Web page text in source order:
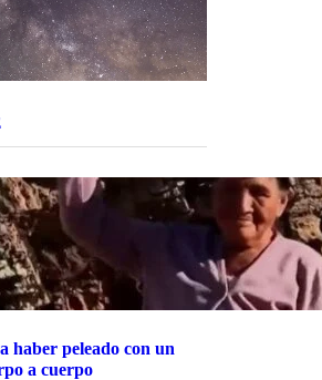
haber peleado con un
a cuerpo